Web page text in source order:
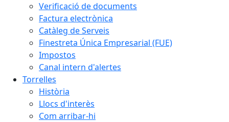
Verificació de documents
Factura electrònica
Catàleg de Serveis
Finestreta Única Empresarial (FUE)
Impostos
Canal intern d'alertes
Torrelles
Història
Llocs d'interès
Com arribar-hi